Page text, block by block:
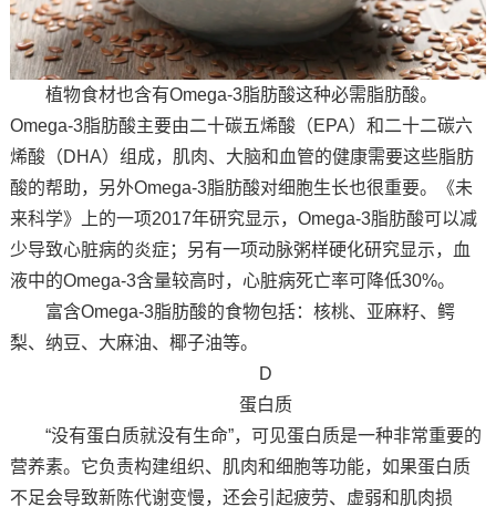
植物食材也含有Omega-3脂肪酸这种必需脂肪酸。
Omega-3脂肪酸主要由二十碳五烯酸（EPA）和二十二碳六
烯酸（DHA）组成，肌肉、大脑和血管的健康需要这些脂肪
酸的帮助，另外Omega-3脂肪酸对细胞生长也很重要。《未
来科学》上的一项2017年研究显示，Omega-3脂肪酸可以减
少导致心脏病的炎症；另有一项动脉粥样硬化研究显示，血
液中的Omega-3含量较高时，心脏病死亡率可降低30%。
富含Omega-3脂肪酸的食物包括：核桃、亚麻籽、鳄
梨、纳豆、大麻油、椰子油等。
D
蛋白质
“没有蛋白质就没有生命”，可见蛋白质是一种非常重要的
营养素。它负责构建组织、肌肉和细胞等功能，如果蛋白质
不足会导致新陈代谢变慢，还会引起疲劳、虚弱和肌肉损